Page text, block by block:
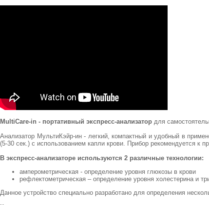
MultiCare-in - портативный экспресс-анализатор для
Анализатор МультиКэйр-ин - легкий, компактный и удобный в
(5-30 сек.) с использованием капли крови. Прибор рекомендуется к
В экспресс-анализаторе используются 2 различные технологии:
амперометрическая - определение уровня глюкозы в крови
рефлектометрическая – определение уровня холестерина и
Данное устройство специально разработано для определения